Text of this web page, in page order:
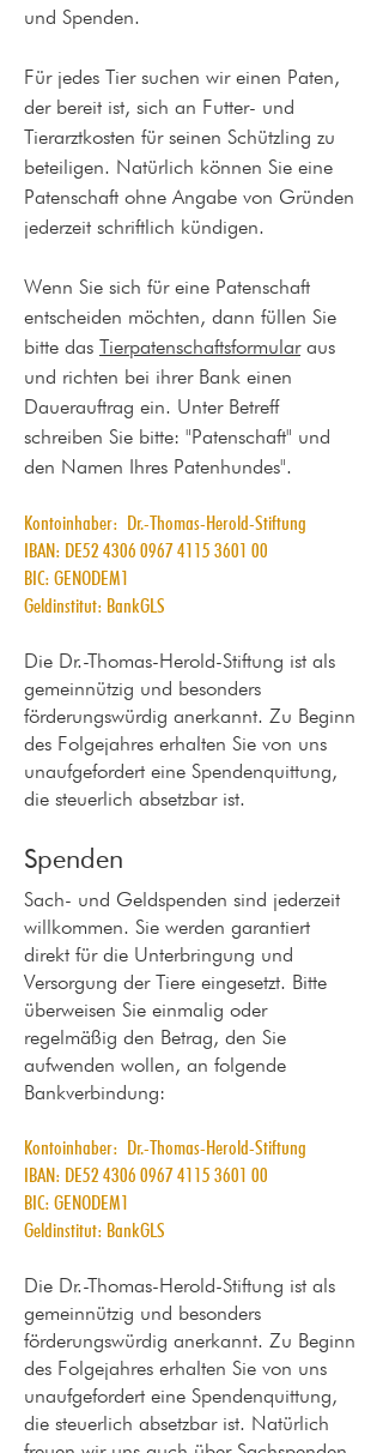
und Spenden.
Für jedes Tier suchen wir einen Paten,
der bereit ist, sich an Futter- und
Tierarztkosten für seinen Schützling zu
beteiligen. Natürlich können Sie eine
Patenschaft ohne Angabe von Gründen
jederzeit schriftlich kündigen.
Wenn Sie sich für eine Patenschaft
entscheiden möchten, dann füllen Sie
bitte das Tierpatenschaftsformularaus
und richten bei ihrer Bank einen
Dauerauftrag ein. Unter Betreff
schreiben Sie bitte: "Patenschaft" und
den Namen Ihres Patenhundes".
Kontoinhaber: Dr.-Thomas-Herold-Stiftung
IBAN: DE52 4306 0967 4115 3601 00
BIC: GENODEM1
Geldinstitut: BankGLS
Die Dr.-Thomas-Herold-Stiftung ist als
gemeinnützig und besonders
förderungswürdig anerkannt. Zu Beginn
des Folgejahres erhalten Sie von uns
unaufgefordert eine Spendenquittung,
die steuerlich absetzbar ist.
Spenden
Sach- und Geldspenden sind jederzeit
willkommen. Sie werden garantiert
direkt für die Unterbringung und
Versorgung der Tiere eingesetzt. Bitte
überweisen Sie einmalig oder
regelmäßig den Betrag, den Sie
aufwenden wollen, an folgende
Bankverbindung:
Kontoinhaber: Dr.-Thomas-Herold-Stiftung
IBAN: DE52 4306 0967 4115 3601 00
BIC: GENODEM1
Geldinstitut: BankGLS
Die Dr.-Thomas-Herold-Stiftung ist als
gemeinnützig und besonders
förderungswürdig anerkannt. Zu Beginn
des Folgejahres erhalten Sie von uns
unaufgefordert eine Spendenquittung,
die steuerlich absetzbar ist. Natürlich